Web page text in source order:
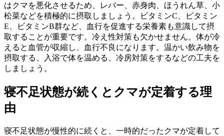
はクマを悪化させるため、レバー、赤身肉、ほうれん草、小
松菜などを積極的に摂取しましょう。ビタミンC、ビタミン
E、ビタミンB群など、血行を促進する栄養素も意識して摂
取することが重要です。冷え性対策も欠かせません。体が冷
えると血管が収縮し、血行不良になります。温かい飲み物を
摂取する、入浴で体を温める、冷房対策をするなどの工夫を
しましょう。
寝不足状態が続くとクマが定着する理
由
寝不足状態が慢性的に続くと、一時的だったクマが定着して